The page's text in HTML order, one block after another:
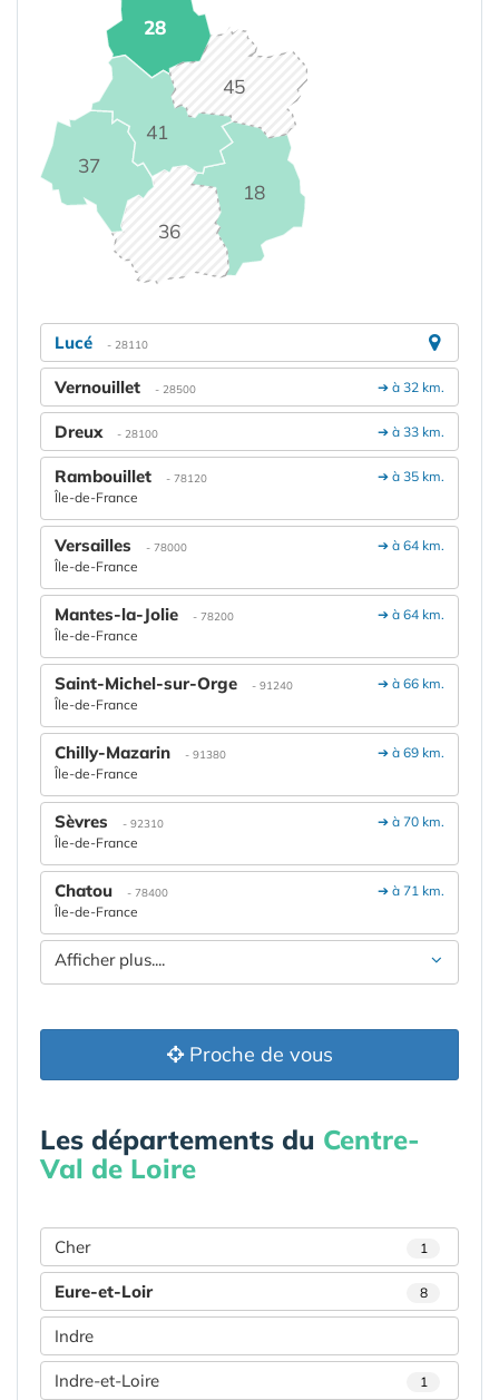
18
28
36
37
41
45
Lucé - 28110
➔ à 32 km.
Vernouillet - 28500
➔ à 33 km.
Dreux - 28100
➔ à 35 km.
Rambouillet - 78120
Île-de-France
➔ à 64 km.
Versailles - 78000
Île-de-France
➔ à 64 km.
Mantes-la-Jolie - 78200
Île-de-France
➔ à 66 km.
Saint-Michel-sur-Orge - 91240
Île-de-France
➔ à 69 km.
Chilly-Mazarin - 91380
Île-de-France
➔ à 70 km.
Sèvres - 92310
Île-de-France
➔ à 71 km.
Chatou - 78400
Île-de-France
Afficher plus....
Proche de vous
Les départements du Centre-
Val de Loire
Cher 1
Eure-et-Loir 8
Indre
Indre-et-Loire 1